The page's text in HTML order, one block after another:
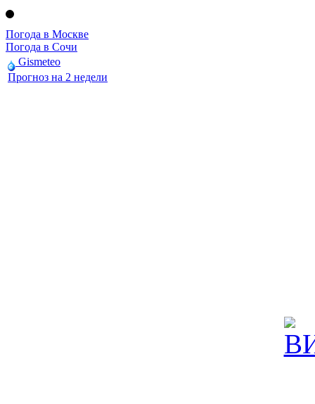
Погода в Москве
Погода в Сочи
Gismeteo
Прогноз на 2 недели